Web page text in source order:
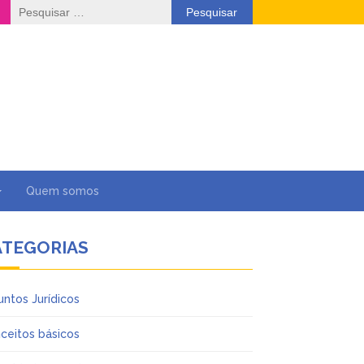
Pesquisar
por:
Quem somos
Jurídicos
básicos